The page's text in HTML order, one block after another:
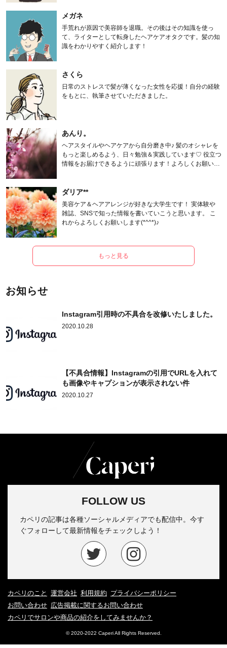
メガネ
手荒れが原因で美容師を退職。その後はその知識を使っ
て、ライターとして転身したヘアケアオタクです。髪の知
識をわかりやすく紹介します！
さくら
日常のストレスで髪が薄くなった女性を応援！自分の経験
をもとに、執筆させていただきました。
あんり。
ヘアスタイルやヘアケアから自分磨き中♪ 髪のオシャレを
もっと楽しめるよう、日々勉強＆実践しています♡ 役立つ
情報をお届けできるように頑張ります！よろしくお願いし
ダリア**
美容ケア＆ヘアアレンジが好きな大学生です！ 実体験や
雑誌、SNSで知った情報を書いていこうと思います。 こ
れからよろしくお願いします(*^^*)♪
もっと見る
お知らせ
Instagram引用時の不具合を改修いたしました。
2020.10.28
【不具合情報】Instagramの引用でURLを入れて
も画像やキャプションが表示されない件
2020.10.27
FOLLOW US
カペリの記事は各種ソーシャルメディアでも配信中。今す
ぐフォローして最新情報をチェックしよう！
カペリのこと 運営会社 利用規約 プライバシーポリシー
お問い合わせ 広告掲載に関するお問い合わせ
カペリでサロンや商品の紹介をしてみませんか？
© 2020-2022 Caperi All Rights Reserved.